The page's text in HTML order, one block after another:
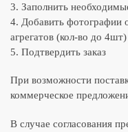
3. Заполнить
4. Добавить фотографии
агрегатов (кол-во до 4шт)
5. Подтвердить заказ
При возможности
коммерческое
В случае согласования